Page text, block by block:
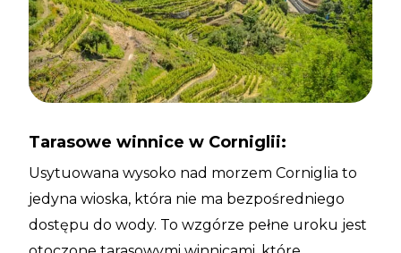
Tarasowe winnice w Corniglii:
Usytuowana wysoko nad morzem Corniglia to
jedyna wioska, która nie ma bezpośredniego
dostępu do wody. To wzgórze pełne uroku jest